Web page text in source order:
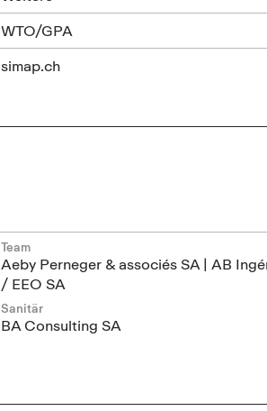
WTO/GPA
simap.ch
Team
Aeby Perneger & associés SA | AB
/ EEO SA
Sanitär
BA Consulting SA